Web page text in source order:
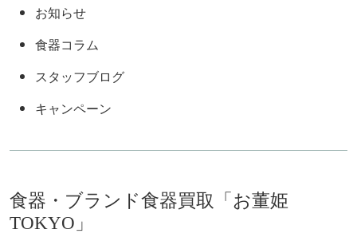
お知らせ
食器コラム
スタッフブログ
キャンペーン
食器・ブランド食器買取「お董姫
TOKYO」